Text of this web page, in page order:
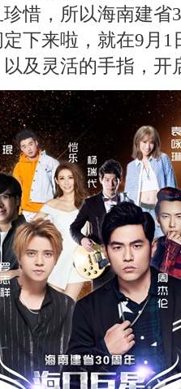
，所以海南建省
下来啦，就在9月1
及灵活的手指，开